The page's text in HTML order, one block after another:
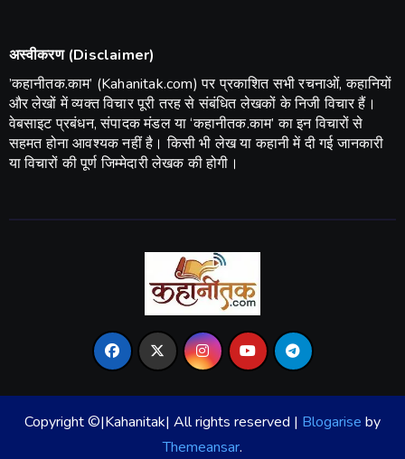
अस्वीकरण (Disclaimer)
​’कहानीतक.काम’ (Kahanitak.com) पर प्रकाशित सभी रचनाओं, कहानियों
और लेखों में व्यक्त विचार पूरी तरह से संबंधित लेखकों के निजी विचार हैं।
वेबसाइट प्रबंधन, संपादक मंडल या ‘कहानीतक.काम’ का इन विचारों से
सहमत होना आवश्यक नहीं है। किसी भी लेख या कहानी में दी गई जानकारी
या विचारों की पूर्ण जिम्मेदारी लेखक की होगी।
Copyright ©|Kahanitak| All rights reserved | Blogarise by
Themeansar.